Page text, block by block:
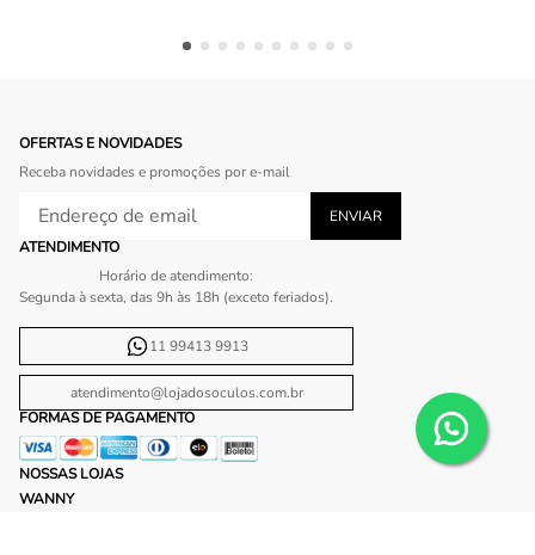
OFERTAS E NOVIDADES
Receba novidades e promoções por e-mail
ATENDIMENTO
Horário de atendimento:
Segunda à sexta, das 9h às 18h (exceto feriados).
11 99413 9913
atendimento@lojadosoculos.com.br
FORMAS DE PAGAMENTO
NOSSAS LOJAS
WANNY